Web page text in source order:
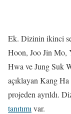
Ek. Dizinin ikinci
Hoon, Joo Jin Mo,
Hwa ve Jung Suk
açıklayan Kang
projeden ayrıldı.
tanıtımı var.